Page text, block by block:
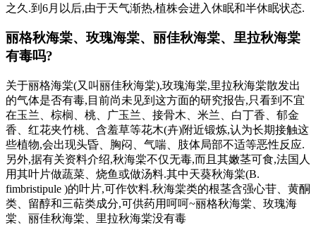
之久.到6月以后,由于天气渐热,植株会进入休眠和半休眠状态.
丽格秋海棠、玫瑰海棠、丽佳秋海棠、里拉秋海棠
有毒吗?
关于丽格海棠(又叫丽佳秋海棠),玫瑰海棠,里拉秋海棠散发出
的气体是否有毒,目前尚未见到这方面的研究报告,只看到不宜
在玉兰、棕榈、桃、广玉兰、接骨木、米兰、白丁香、郁金
香、红花夹竹桃、含羞草等花木(卉)附近锻炼,认为长期接触这
些植物,会出现头昏、胸闷、气喘、肢体局部不适等恶性反应.
另外,据有关资料介绍,秋海棠不仅无毒,而且其嫩茎可食,法国人
用其叶片做蔬菜、烧鱼或做汤料.其中天葵秋海棠(B.
fimbristipule )的叶片,可作饮料.秋海棠类的根茎含强心苷、黄酮
类、留醇和三萜类成分,可供药用呵呵~丽格秋海棠、玫瑰海
棠、丽佳秋海棠、里拉秋海棠没有毒